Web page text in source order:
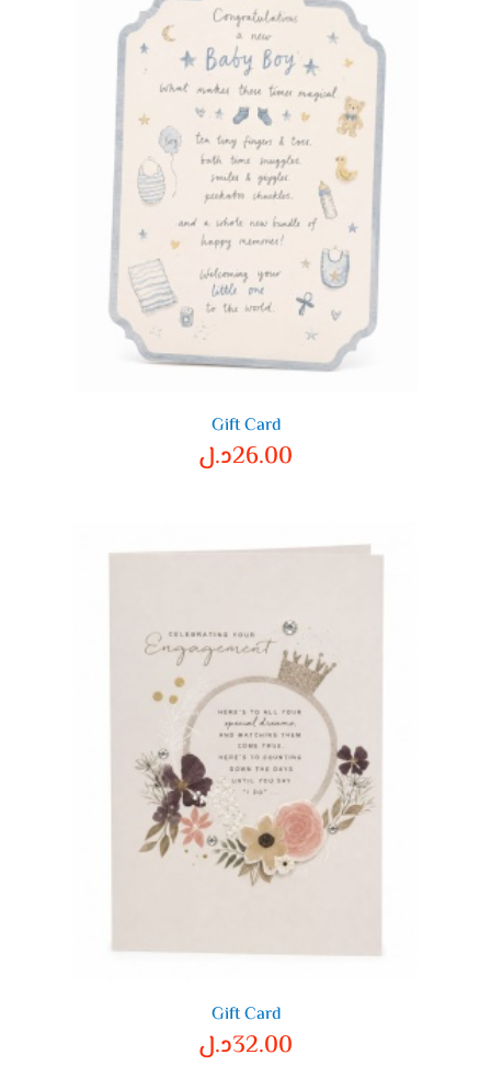
Gift Card
26.00د.ل
Gift Card
32.00د.ل